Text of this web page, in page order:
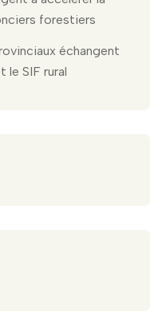
forestiers
échangent
le SIF rural